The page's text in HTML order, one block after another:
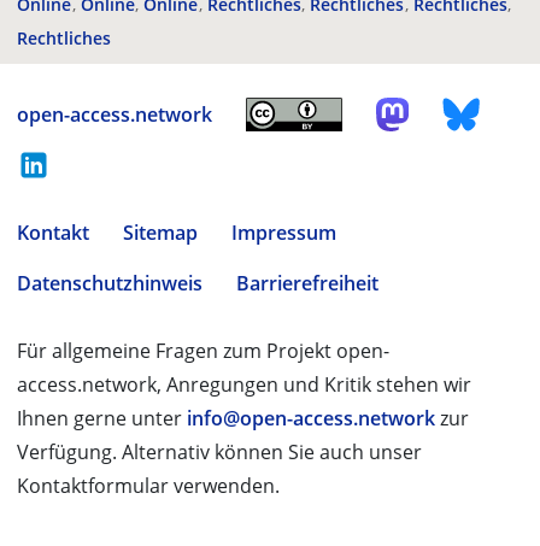
Rechtliches
open-access.network
Kontakt Sitemap
Impressum
Datenschutzhinweis
Barrierefreiheit
Für allgemeine Fragen zum Projekt open-
access.network, Anregungen und Kritik stehen wir
Ihnen gerne unter info@open-access.networkzur
Verfügung. Alternativ können Sie auch unser
Kontaktformular verwenden.